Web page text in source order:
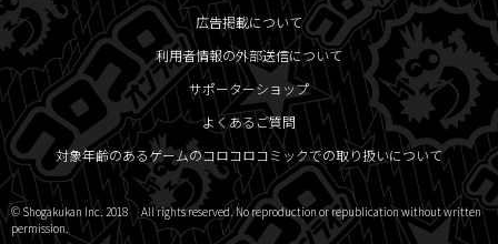
広告掲載について
利用者情報の外部送信について
サポーターショップ
よくあるご質問
対象年齢のあるゲームのコロコロコミックでの取り扱いについて
© Shogakukan Inc. 2018 All rights reserved. No reproduction or republication without written
permission.